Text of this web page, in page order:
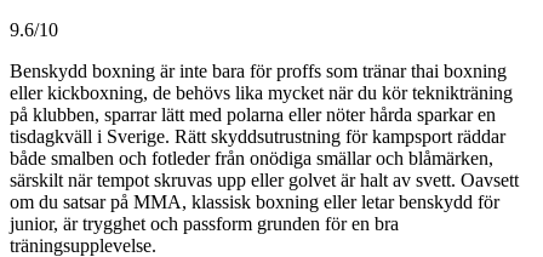
9.6/10
Benskydd boxning är inte bara för proffs som tränar thai boxning
eller kickboxning, de behövs lika mycket när du kör teknikträning
på klubben, sparrar lätt med polarna eller nöter hårda sparkar en
tisdagkväll i Sverige. Rätt skyddsutrustning för kampsport räddar
både smalben och fotleder från onödiga smällar och blåmärken,
särskilt när tempot skruvas upp eller golvet är halt av svett. Oavsett
om du satsar på MMA, klassisk boxning eller letar benskydd för
junior, är trygghet och passform grunden för en bra
träningsupplevelse.